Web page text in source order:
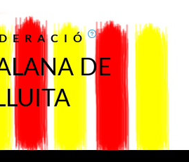
DE